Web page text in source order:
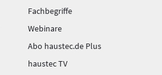
Fachbegriffe
Webinare
Abo haustec.de Plus
haustec TV